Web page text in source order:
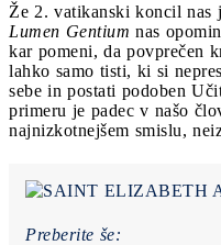
Že 2. vatikanski koncil
Lumen Gentium nas
kar pomeni, da povprečen
lahko samo tisti, ki si
sebe in postati podoben
primeru je padec v našo
najnizkotnejšem smislu,
Preberite še: